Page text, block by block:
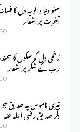
سنو دنیا والو یہ دل کا
آخرت پر اشعار
زخمی دل کو سکوں کا
رب کے شکر پر اشعار
تیری ناموس پہ صدیق
بکر صدیق رضی اللہ عنہ